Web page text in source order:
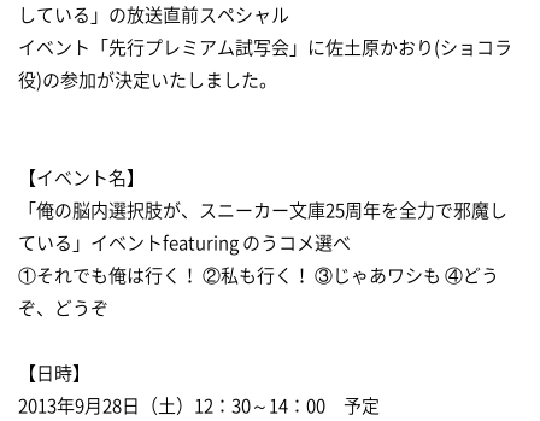
している」の放送直前スペシャル
イベント「先行プレミアム試写会」に佐土原かおり(ショコラ
役)の参加が決定いたしました。
【イベント名】
「俺の脳内選択肢が、スニーカー文庫25周年を全力で邪魔し
ている」イベントfeaturing のうコメ選べ
①それでも俺は行く！ ②私も行く！ ③じゃあワシも ④どう
ぞ、どうぞ
【日時】
2013年9月28日（土）12：30～14：00 予定